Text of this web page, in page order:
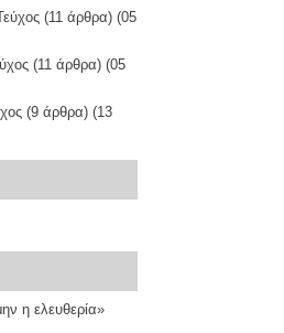
(11 άρθρα) (05
(11 άρθρα) (05
(9 άρθρα) (13
η ελευθερία»